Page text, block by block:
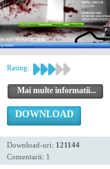
Rating:
Mai multe informatii...
DOWNLOAD
Download-uri: 121144
Comentarii: 1